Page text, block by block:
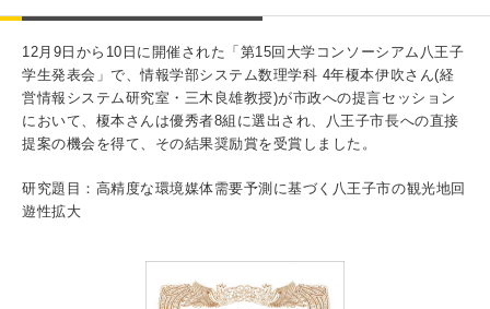
研究・産学連携
就職・キャリア
キャンパス
入試情報
12月9日から10日に開催された「第15回大学コンソーシアム八王子
学生発表会」で、情報学部システム数理学科 4年榎本伊吹さん(経
営情報システム研究室・三木良雄教授)が市政への提言セッション
において、榎本さんは優秀者8組に選出され、八王子市長への直接
提案の機会を得て、その結果奨励賞を受賞しました。
研究題目：高精度な環境媒体需要予測に基づく八王子市の観光地回
遊性拡大